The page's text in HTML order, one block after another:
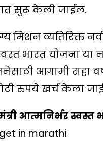
सुरू केली जाईल.
मिशन व्यतिरिक्त
भारत योजना या
आगामी सहा
रुपये खर्च केला
आत्मनिर्भर स्वस्त
in marathi